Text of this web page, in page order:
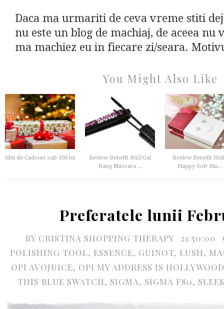
Daca ma urmariti de ceva vreme stiti
nu este un blog de machiaj, de aceea nu
ma machiez eu in fiecare zi/seara.
You Might Also Like
Idei de Cadouri sub 100 lei
Review Benefit BADGal
Bang Mascara ...
Review Benefit
Happy Soft Blu...
Preferatele lunii
BY CRISTINA SHOPPING THERAPY 21:50:00
POLISHING TOOL, ESSENCE, GUINOT, LUSH,
OPI AVOJUICE, OPI MY ADDRESS IS HOLLYWOOD
THIS BLUE SWATCH, SIGMA, SIGMA F80,